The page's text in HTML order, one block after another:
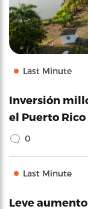
Last Minute
Inversión
el Puerto
0
Last Minute
Leve